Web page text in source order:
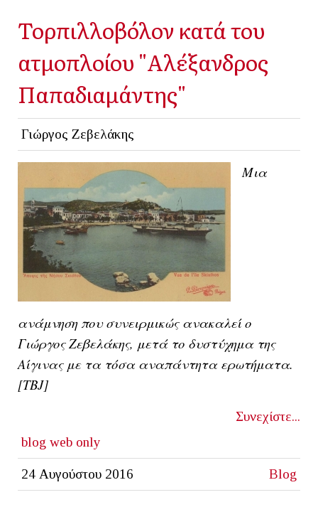
Τορπιλλοβόλον κατά του
ατμοπλοίου "Αλέξανδρος
Παπαδιαμάντης"
Γιώργος Ζεβελάκης
Μια
ανάμνηση που συνειρμικώς ανακαλεί ο
Γιώργος Ζεβελάκης, μετά το δυστύχημα της
Αίγινας με τα τόσα αναπάντητα ερωτήματα.
[ΤΒJ]
Συνεχίστε...
blog web only
24 Αυγούστου 2016 Blog